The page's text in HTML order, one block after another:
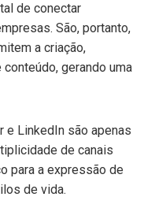
de conectar
São, portanto,
a criação,
gerando uma
e LinkedIn são apenas
de canais
para a expressão de
de vida.